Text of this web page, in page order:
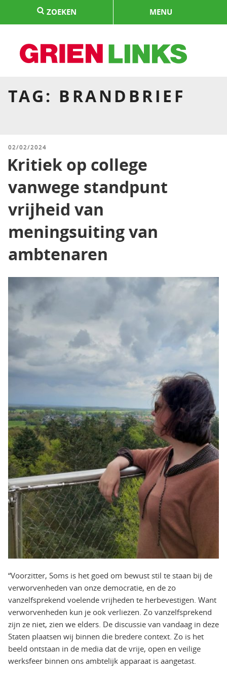
springen
ZOEKEN MENU
TAG: BRANDBRIEF
GEPLAATST
02/02/2024
Kritiek op college
vanwege standpunt
vrijheid van
meningsuiting van
ambtenaren
“Voorzitter, Soms is het goed om bewust stil te staan bij de
verworvenheden van onze democratie, en de zo
vanzelfsprekend voelende vrijheden te herbevestigen. Want
verworvenheden kun je ook verliezen. Zo vanzelfsprekend
zijn ze niet, zien we elders. De discussie van vandaag in deze
Staten plaatsen wij binnen die bredere context. Zo is het
beeld ontstaan in de media dat de vrije, open en veilige
werksfeer binnen ons ambtelijk apparaat is aangetast.